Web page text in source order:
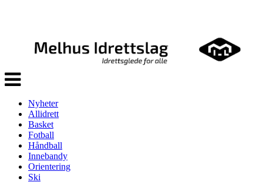
Veksle
navigasjon
Nyheter
Allidrett
Basket
Fotball
Håndball
Innebandy
Orientering
Ski